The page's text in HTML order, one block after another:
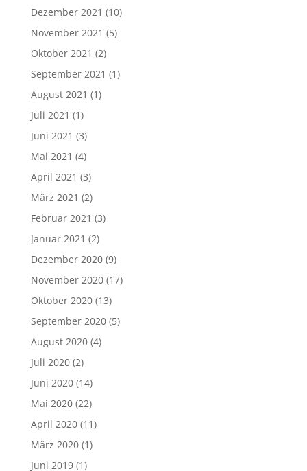
Dezember 2021 (10)
November 2021 (5)
Oktober 2021 (2)
September 2021 (1)
August 2021 (1)
Juli 2021 (1)
Juni 2021 (3)
Mai 2021 (4)
April 2021 (3)
März 2021 (2)
Februar 2021 (3)
Januar 2021 (2)
Dezember 2020(9)
November 2020(17)
Oktober 2020(13)
September 2020(5)
August 2020(4)
Juli 2020(2)
Juni 2020(14)
Mai 2020(22)
April 2020(11)
März 2020(1)
Juni 2019(1)